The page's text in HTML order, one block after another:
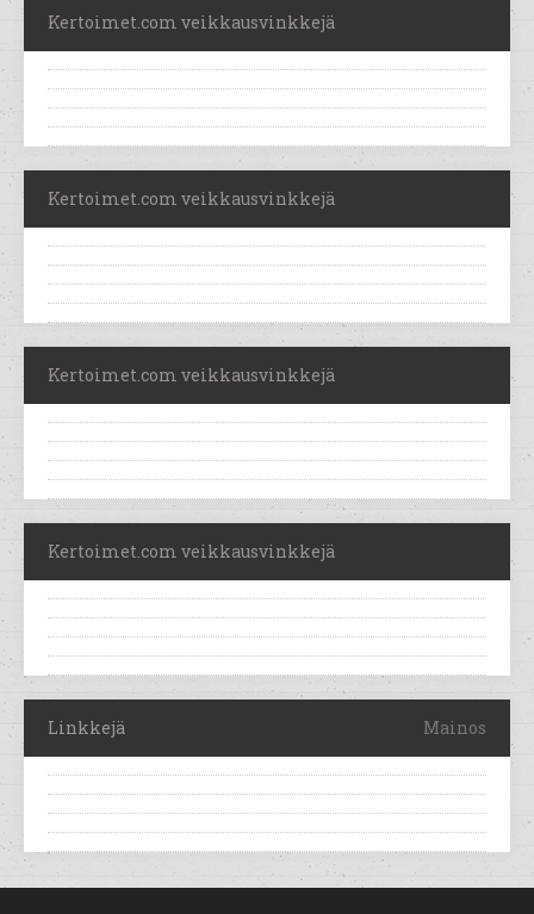
Kertoimet.com veikkausvinkkejä
Kertoimet.com veikkausvinkkejä
Kertoimet.com veikkausvinkkejä
Kertoimet.com veikkausvinkkejä
Linkkejä Mainos